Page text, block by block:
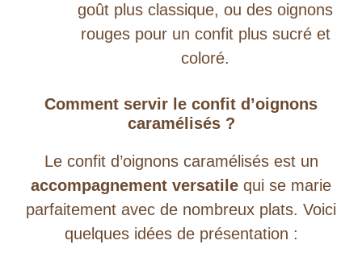
goût plus classique, ou des oignons
rouges pour un confit plus sucré et
coloré.
Comment servir le confit d’oignons
caramélisés ?
Le confit d’oignons caramélisés est un
accompagnement versatile qui se marie
parfaitement avec de nombreux plats. Voici
quelques idées de présentation :